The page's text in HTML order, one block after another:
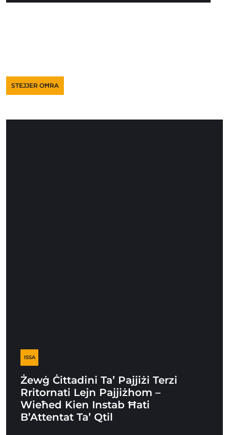
STEJJER OĦRA
ISSA
Żewġ Ċittadini Ta’ Pajjiżi Terzi
Rritornati Lejn Pajjiżhom –
Wieħed Kien Instab Ħati
B’Attentat Ta’ Qtil